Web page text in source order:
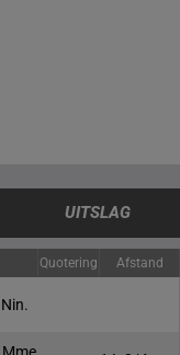
UITSLAG
Quotering Afstand